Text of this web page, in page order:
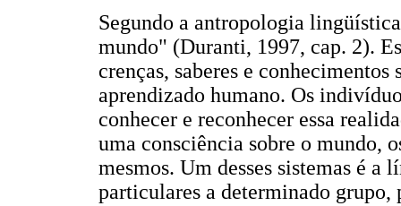
Segundo a antropologia
mundo" (Duranti, 1997, cap. 2).
crenças, saberes e
aprendizado humano. Os
conhecer e reconhecer essa
uma consciência sobre o mundo,
mesmos. Um desses sistemas é a
particulares a determinado grupo,